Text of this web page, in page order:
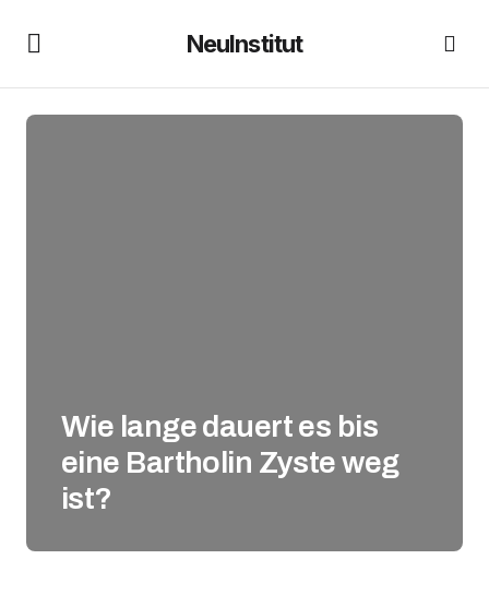
NeuInstitut
Wie lange dauert es bis
eine Bartholin Zyste weg
ist?